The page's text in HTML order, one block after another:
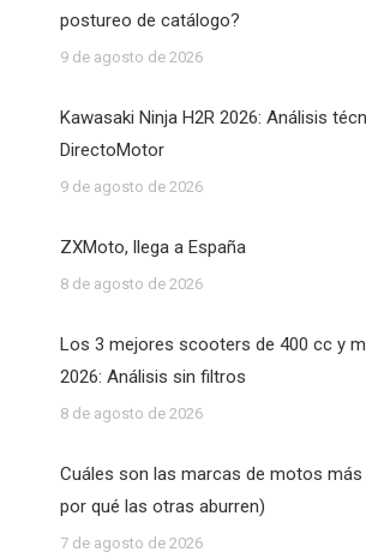
postureo de catálogo?
9 de agosto de 2026
Kawasaki Ninja H2R 2026: Análisis
DirectoMotor
9 de agosto de 2026
ZXMoto, llega a España
8 de agosto de 2026
Los 3 mejores scooters de 400 cc y
2026: Análisis sin filtros
8 de agosto de 2026
Cuáles son las marcas de motos
por qué las otras aburren)
7 de agosto de 2026